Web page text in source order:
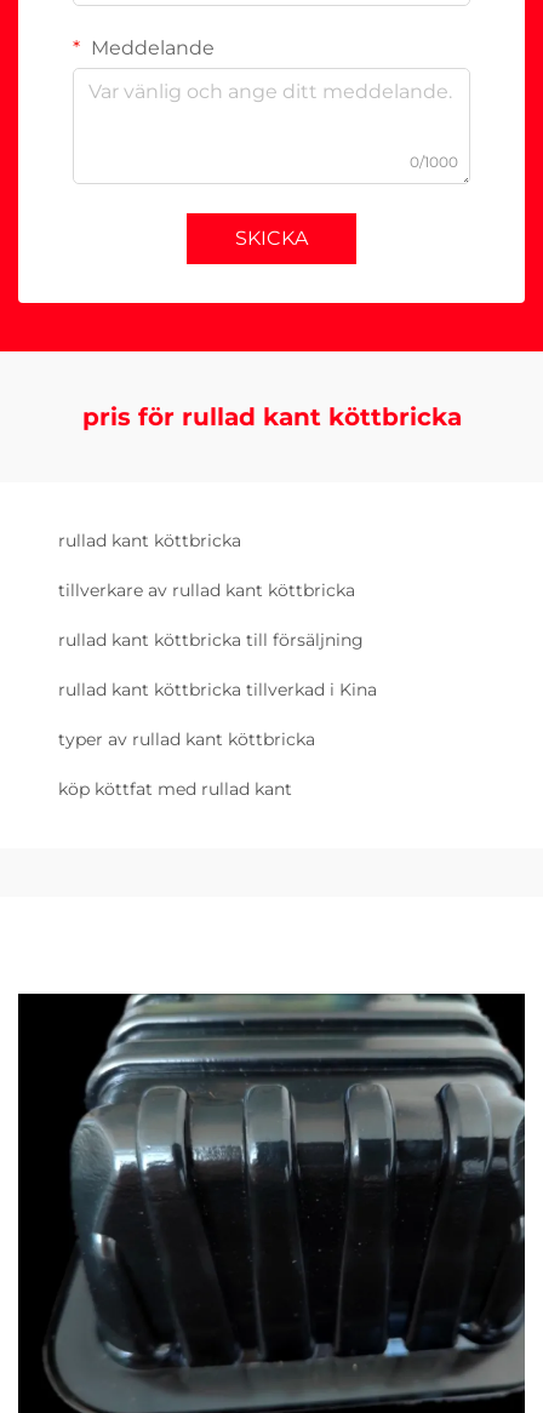
Meddelande
0/1000
SKICKA
pris för rullad kant köttbricka
rullad kant köttbricka
tillverkare av rullad kant köttbricka
rullad kant köttbricka till försäljning
rullad kant köttbricka tillverkad i Kina
typer av rullad kant köttbricka
köp köttfat med rullad kant